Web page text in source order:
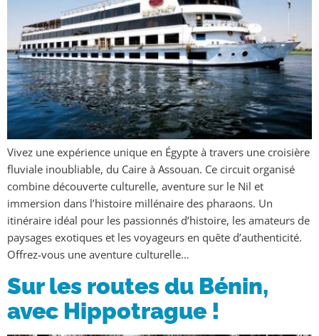
Vivez une expérience unique en Égypte à travers une croisière
fluviale inoubliable, du Caire à Assouan. Ce circuit organisé
combine découverte culturelle, aventure sur le Nil et
immersion dans l’histoire millénaire des pharaons. Un
itinéraire idéal pour les passionnés d’histoire, les amateurs de
paysages exotiques et les voyageurs en quête d’authenticité.
Offrez-vous une aventure culturelle…
Sur les routes du Bénin,
avec Hippotrague !